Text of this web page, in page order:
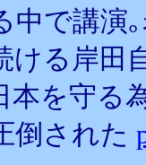
中で講演
ける岸田
本を守る
倒された